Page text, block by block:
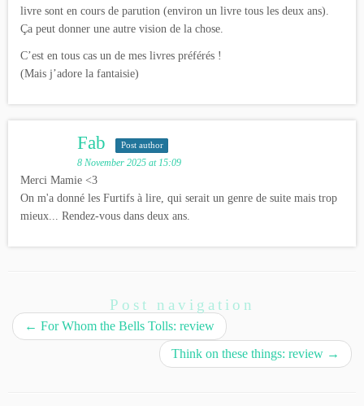
livre sont en cours de parution (environ un livre tous les deux ans).
Ça peut donner une autre vision de la chose.
C’est en tous cas un de mes livres préférés !
(Mais j’adore la fantaisie)
Fab Post author
8 November 2025 at 15:09
Merci Mamie <3
On m'a donné les Furtifs à lire, qui serait un genre de suite mais trop
mieux... Rendez-vous dans deux ans.
Post navigation
← For Whom the Bells Tolls: review
Think on these things: review →